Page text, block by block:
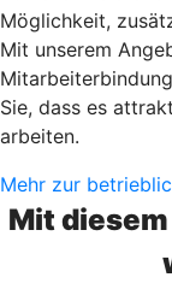
Möglichkeit,
Mit unserem
Sie, dass es
arbeiten.
Mehr zur
Mit